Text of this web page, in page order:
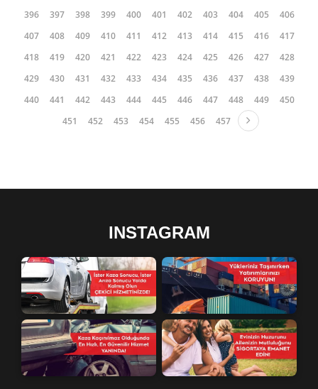
396
397 398 399 400 401 402 403 404 405
406
407
408 409 410 411 412 413 414 415 416
417
418
419 420 421 422 423 424 425 426 427
428
429
430 431 432 433 434 435 436 437 438
439
440
441 442 443 444 445 446 447 448 449
450
451
452 453 454 455 456 457
INSTAGRAM